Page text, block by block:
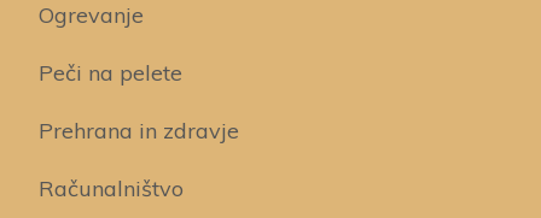
Ogrevanje
Peči na pelete
Prehrana in zdravje
Računalništvo